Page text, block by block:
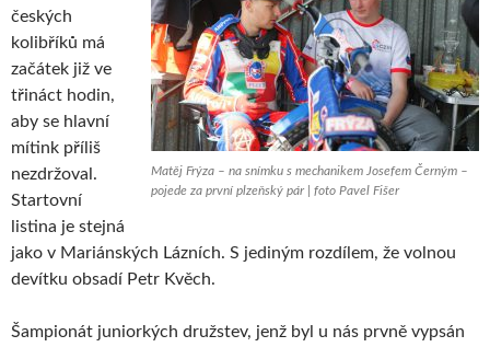
Matěj Frýza – na snímku s mechanikem Josefem Černým –
pojede za první plzeňský pár | foto Pavel Fišer
českých
kolibříků má
začátek již ve
třináct hodin,
aby se hlavní
mítink příliš
nezdržoval.
Startovní
listina je stejná
jako v Mariánských Lázních. S jediným rozdílem, že volnou
devítku obsadí Petr Kvěch.
Šampionát juniorkých družstev, jenž byl u nás prvně vypsán